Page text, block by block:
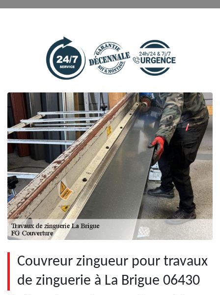
Couvreur zingueur pour travaux
de zinguerie à La Brigue 06430